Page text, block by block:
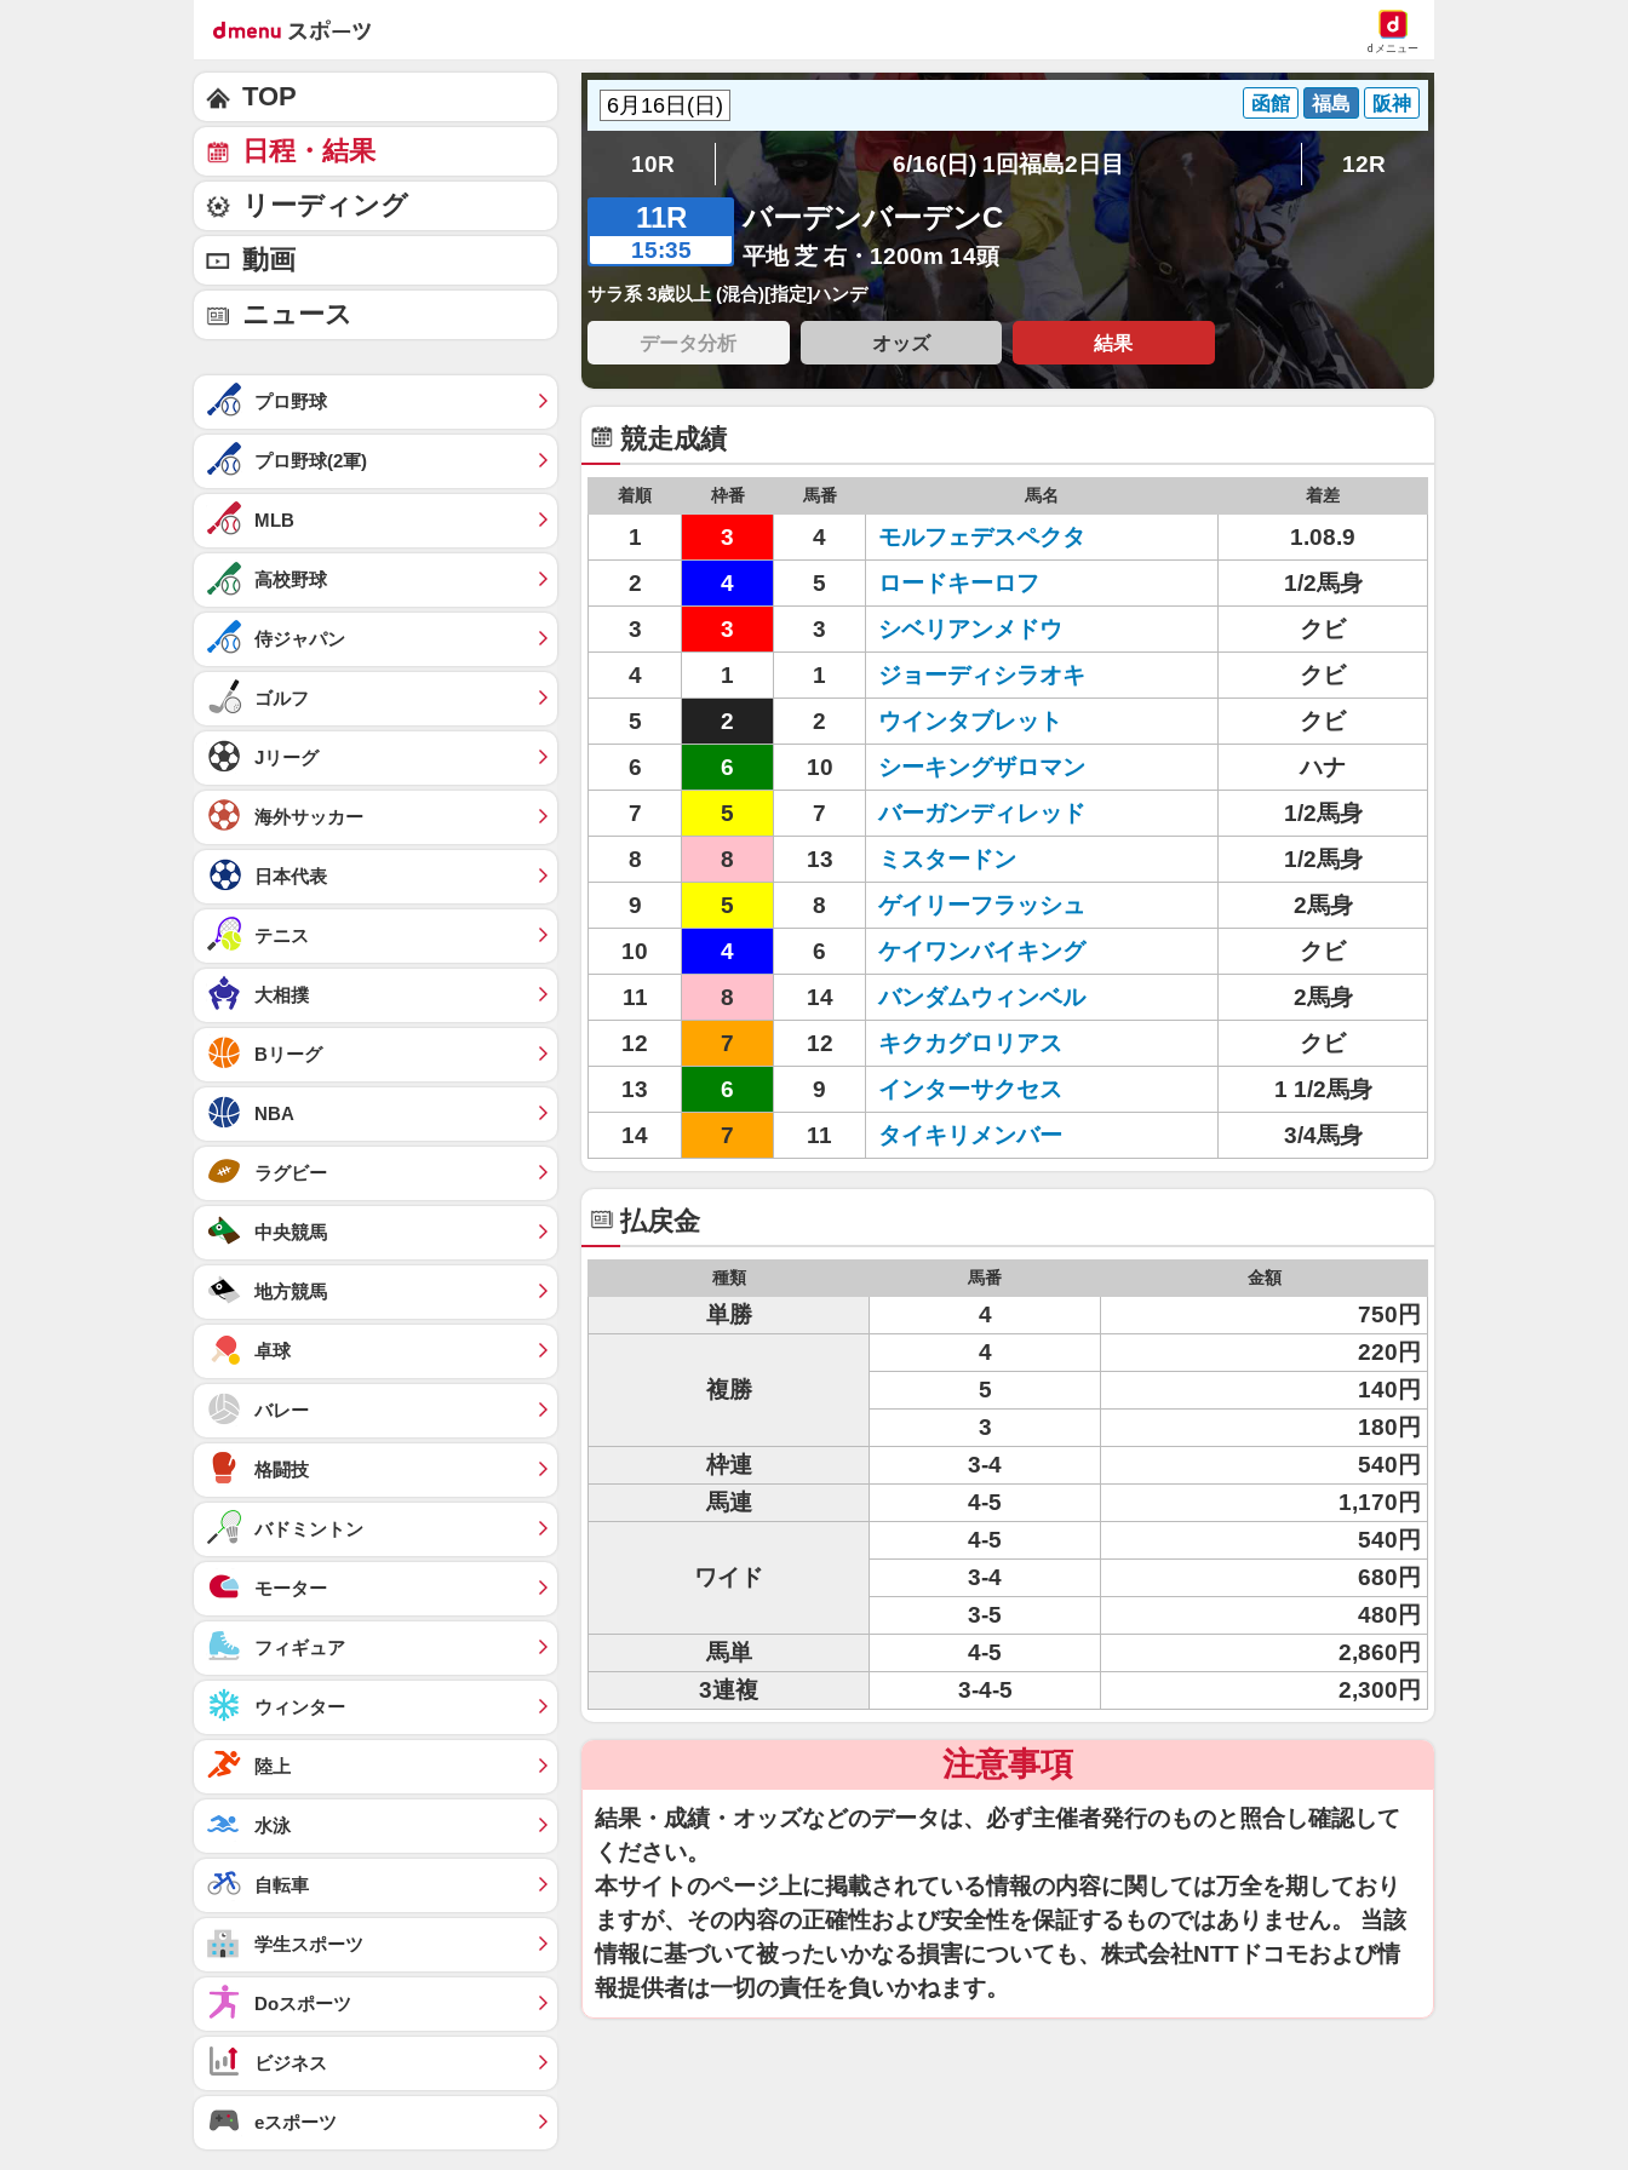
dメニュー
函館 福島 阪神
10R 6/16(日) 1回福島2日目 12R
11R
15:35
バーデンバーデンC
平地 芝 右・1200m 14頭
サラ系 3歳以上 (混合)[指定]ハンデ
データ分析 オッズ 結果
競走成績
着順 枠番 馬番 馬名 着差
1 3 4 モルフェデスペクタ
1.08.9
2
4 5 ロードキーロフ
1/2馬身
3
3 3 シベリアンメドウ
クビ
4
1 1 ジョーディシラオキ
クビ
5
2 2 ウインタブレット
クビ
6
6 10 シーキングザロマン
ハナ
7
5 7 バーガンディレッド
1/2馬身
8
8 13 ミスタードン
1/2馬身
9
5 8 ゲイリーフラッシュ
2馬身
10
4 6 ケイワンバイキング
クビ
11
8 14 バンダムウィンベル
2馬身
12
7 12 キクカグロリアス
クビ
13
6 9 インターサクセス
1 1/2馬身
14
7 11 タイキリメンバー 3/4馬身
払戻金
種類 馬番 金額
単勝 4 750円
複勝
4
220円
5
140円
3
180円
枠連
3-4
540円
馬連
4-5 1,170円
ワイド
4-5
540円
3-4
680円
3-5
480円
馬単
4-5
2,860円
3連複
3-4-5 2,300円
注意事項
結果・成績・オッズなどのデータは、必ず主催者発行のものと照合し確認して
ください。
本サイトのページ上に掲載されている情報の内容に関しては万全を期しており
ますが、その内容の正確性および安全性を保証するものではありません。 当該
情報に基づいて被ったいかなる損害についても、株式会社NTTドコモおよび情
報提供者は一切の責任を負いかねます。
TOP
日程・結果
リーディング
動画
ニュース
プロ野球
プロ野球(2軍)
MLB
高校野球
侍ジャパン
ゴルフ
Jリーグ
海外サッカー
日本代表
テニス
大相撲
Bリーグ
NBA
ラグビー
中央競馬
地方競馬
卓球
バレー
格闘技
バドミントン
モーター
フィギュア
ウィンター
陸上
水泳
自転車
学生スポーツ
Doスポーツ
ビジネス
eスポーツ